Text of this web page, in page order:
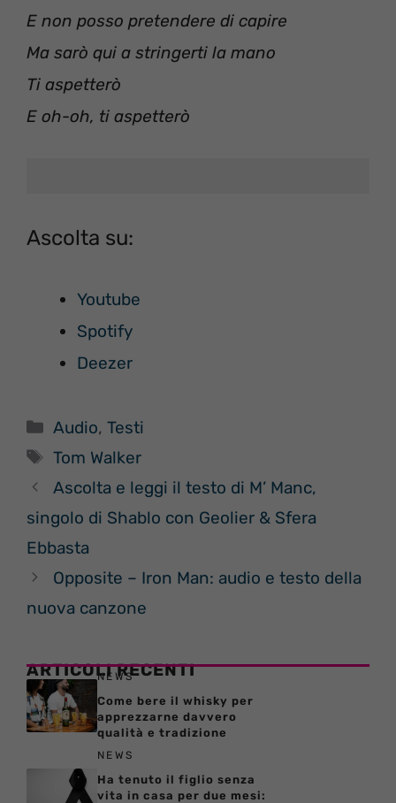
E non posso pretendere di capire
Ma sarò qui a stringerti la mano
Ti aspetterò
E oh-oh, ti aspetterò
Ascolta su:
Youtube
Spotify
Deezer
Categorie
Audio,Testi
Tag
Tom Walker
Ascolta e leggi il testo di M’ Manc,
singolo di Shablo con Geolier & Sfera
Ebbasta
Opposite – Iron Man: audio e testo della
nuova canzone
ARTICOLI RECENTI
NEWS
Come bere il whisky per
apprezzarne davvero
qualità e tradizione
NEWS
Ha tenuto il figlio senza
vita in casa per due mesi: